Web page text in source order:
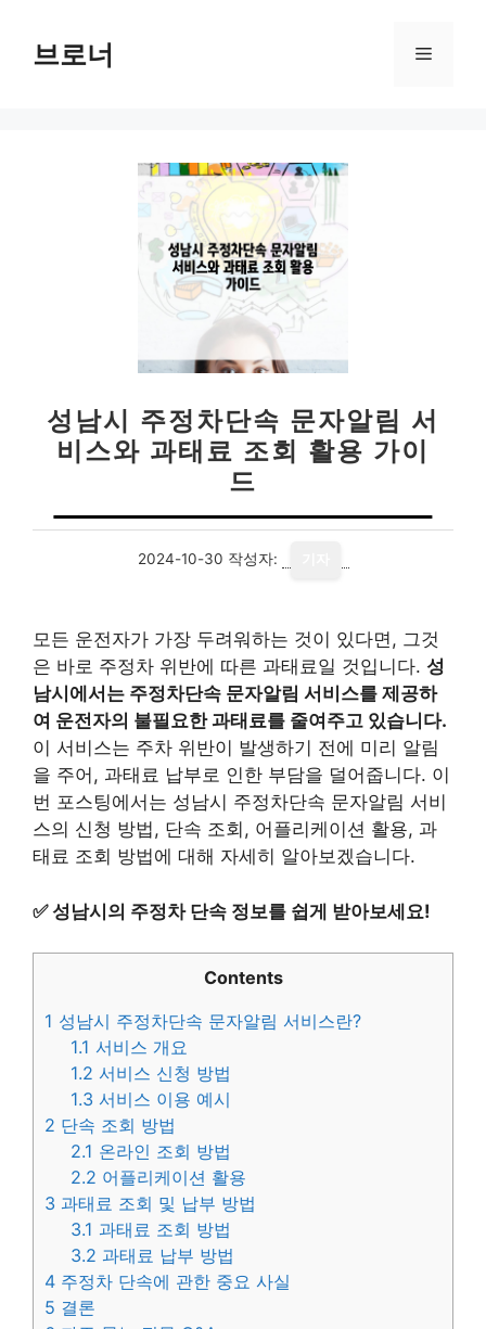
브로너 메
성남시 주정차단속 문자알림 서
비스와 과태료 조회 활용 가이
드
2024-10-30 작성자:
모든 운전자가 가장 두려워하는 것이 있다면, 그것
은 바로 주정차 위반에 따른 과태료일 것입니다. 성
남시에서는 주정차단속 문자알림 서비스를 제공하
여 운전자의 불필요한 과태료를 줄여주고 있습니다.
이 서비스는 주차 위반이 발생하기 전에 미리 알림
을 주어, 과태료 납부로 인한 부담을 덜어줍니다. 이
번 포스팅에서는 성남시 주정차단속 문자알림 서비
스의 신청 방법, 단속 조회, 어플리케이션 활용, 과
태료 조회 방법에 대해 자세히 알아보겠습니다.
✅성남시의 주정차 단속 정보를 쉽게 받아보세요!
Contents
1 성남시 주정차단속 문자알림 서비스란?
1.1 서비스 개요
1.2 서비스 신청 방법
1.3 서비스 이용 예시
2 단속 조회 방법
2.1 온라인 조회 방법
2.2 어플리케이션 활용
3 과태료 조회 및 납부 방법
3.1 과태료 조회 방법
3.2 과태료 납부 방법
4 주정차 단속에 관한 중요 사실
5 결론